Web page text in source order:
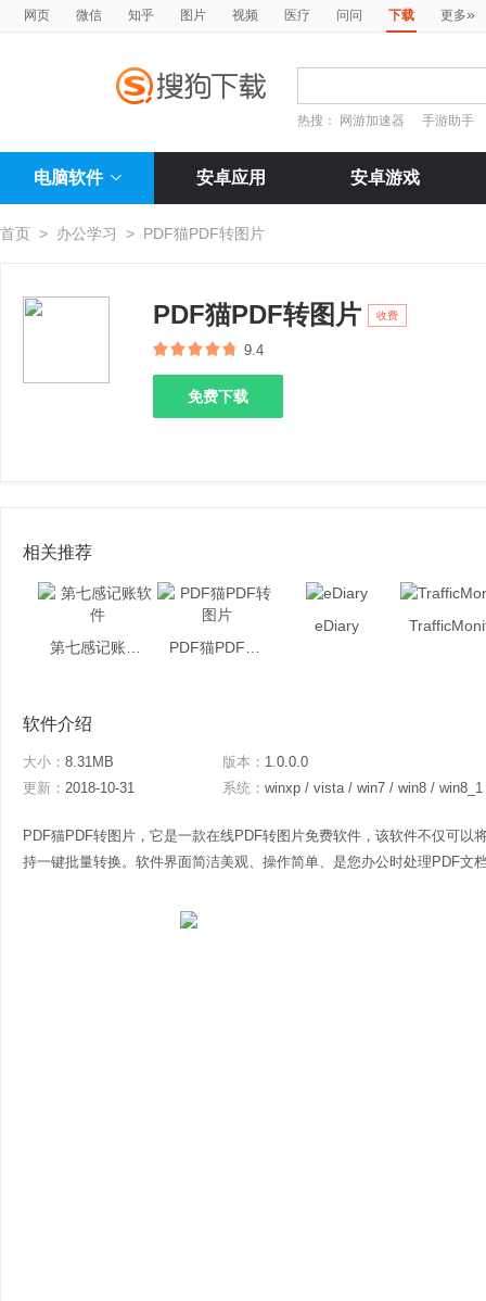
网页 微信 知乎 图片 视频 医疗 问问 下载 更多»
热搜： 网游加速器 手游助手
电脑软件 安卓应用 安卓游戏
首页 > 办公学习 > PDF猫PDF转图片
PDF猫PDF转图片 收费
9.4
免费下载
相关推荐
eDiary
软件介绍
大小： 8.31MB 版本： 1.0.0.0
更新： 2018-10-31 系统： winxp / vista / win7 / win8 / win8_1
PDF猫PDF转图片，它是一款在线PDF转图片免费软件，该软件不仅可以
持一键批量转换。软件界面简洁美观、操作简单、是您办公时处理PDF文